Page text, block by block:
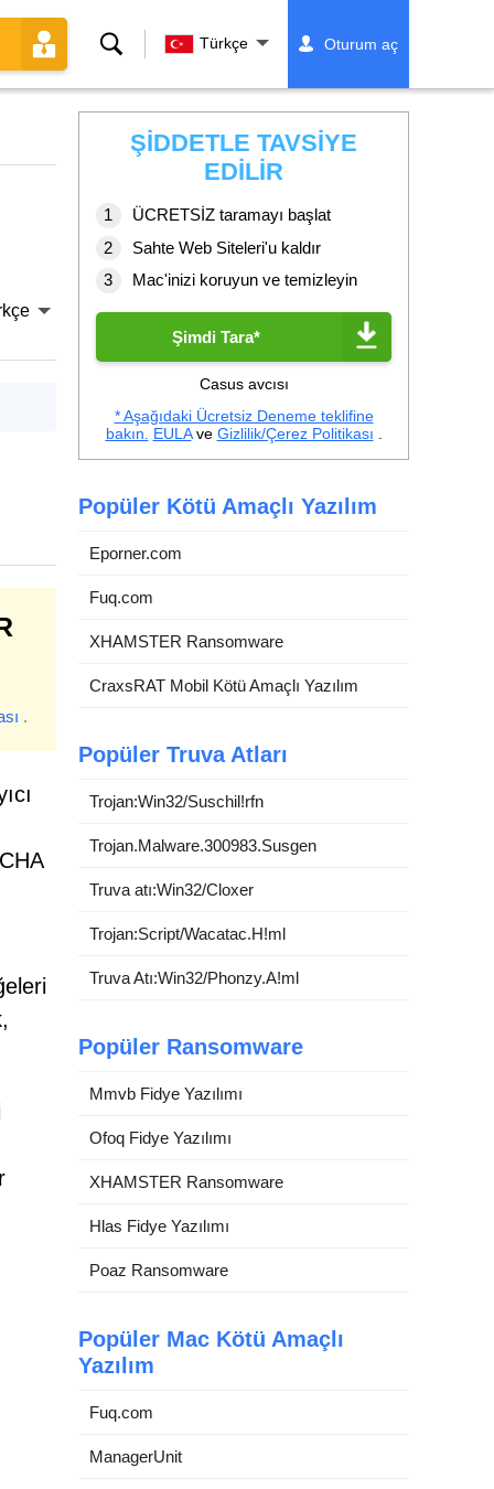
Ara Türkçe Oturum aç
.
ŞIDDETLE TAVSIYE
EDILIR
ÜCRETSİZ taramayı başlat
Sahte Web Siteleri'u kaldır
Mac'inizi koruyun ve temizleyin
Şimdi Tara*
Casus avcısı
* Aşağıdaki Ücretsiz Deneme teklifine
bakın.
EULAve Gizlilik/Çerez Politikası
Popüler Kötü Amaçlı Yazılım
Eporner.com
Fuq.com
XHAMSTER Ransomware
CraxsRAT Mobil Kötü Amaçlı Yazılım
Popüler Truva Atları
Trojan:Win32/Suschil!rfn
Trojan.Malware.300983.Susgen
Truva atı:Win32/Cloxer
Trojan:Script/Wacatac.H!ml
Truva Atı:Win32/Phonzy.A!ml
Popüler Ransomware
Mmvb Fidye Yazılımı
Ofoq Fidye Yazılımı
XHAMSTER Ransomware
Hlas Fidye Yazılımı
Poaz Ransomware
Popüler Mac Kötü Amaçlı
Yazılım
Fuq.com
ManagerUnit